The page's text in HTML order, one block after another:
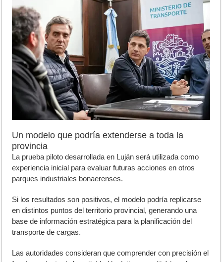
Un modelo que podría extenderse a toda la
provincia
La prueba piloto desarrollada en Luján será utilizada como
experiencia inicial para evaluar futuras acciones en otros
parques industriales bonaerenses.
Si los resultados son positivos, el modelo podría replicarse
en distintos puntos del territorio provincial, generando una
base de información estratégica para la planificación del
transporte de cargas.
Las autoridades consideran que comprender con precisión el